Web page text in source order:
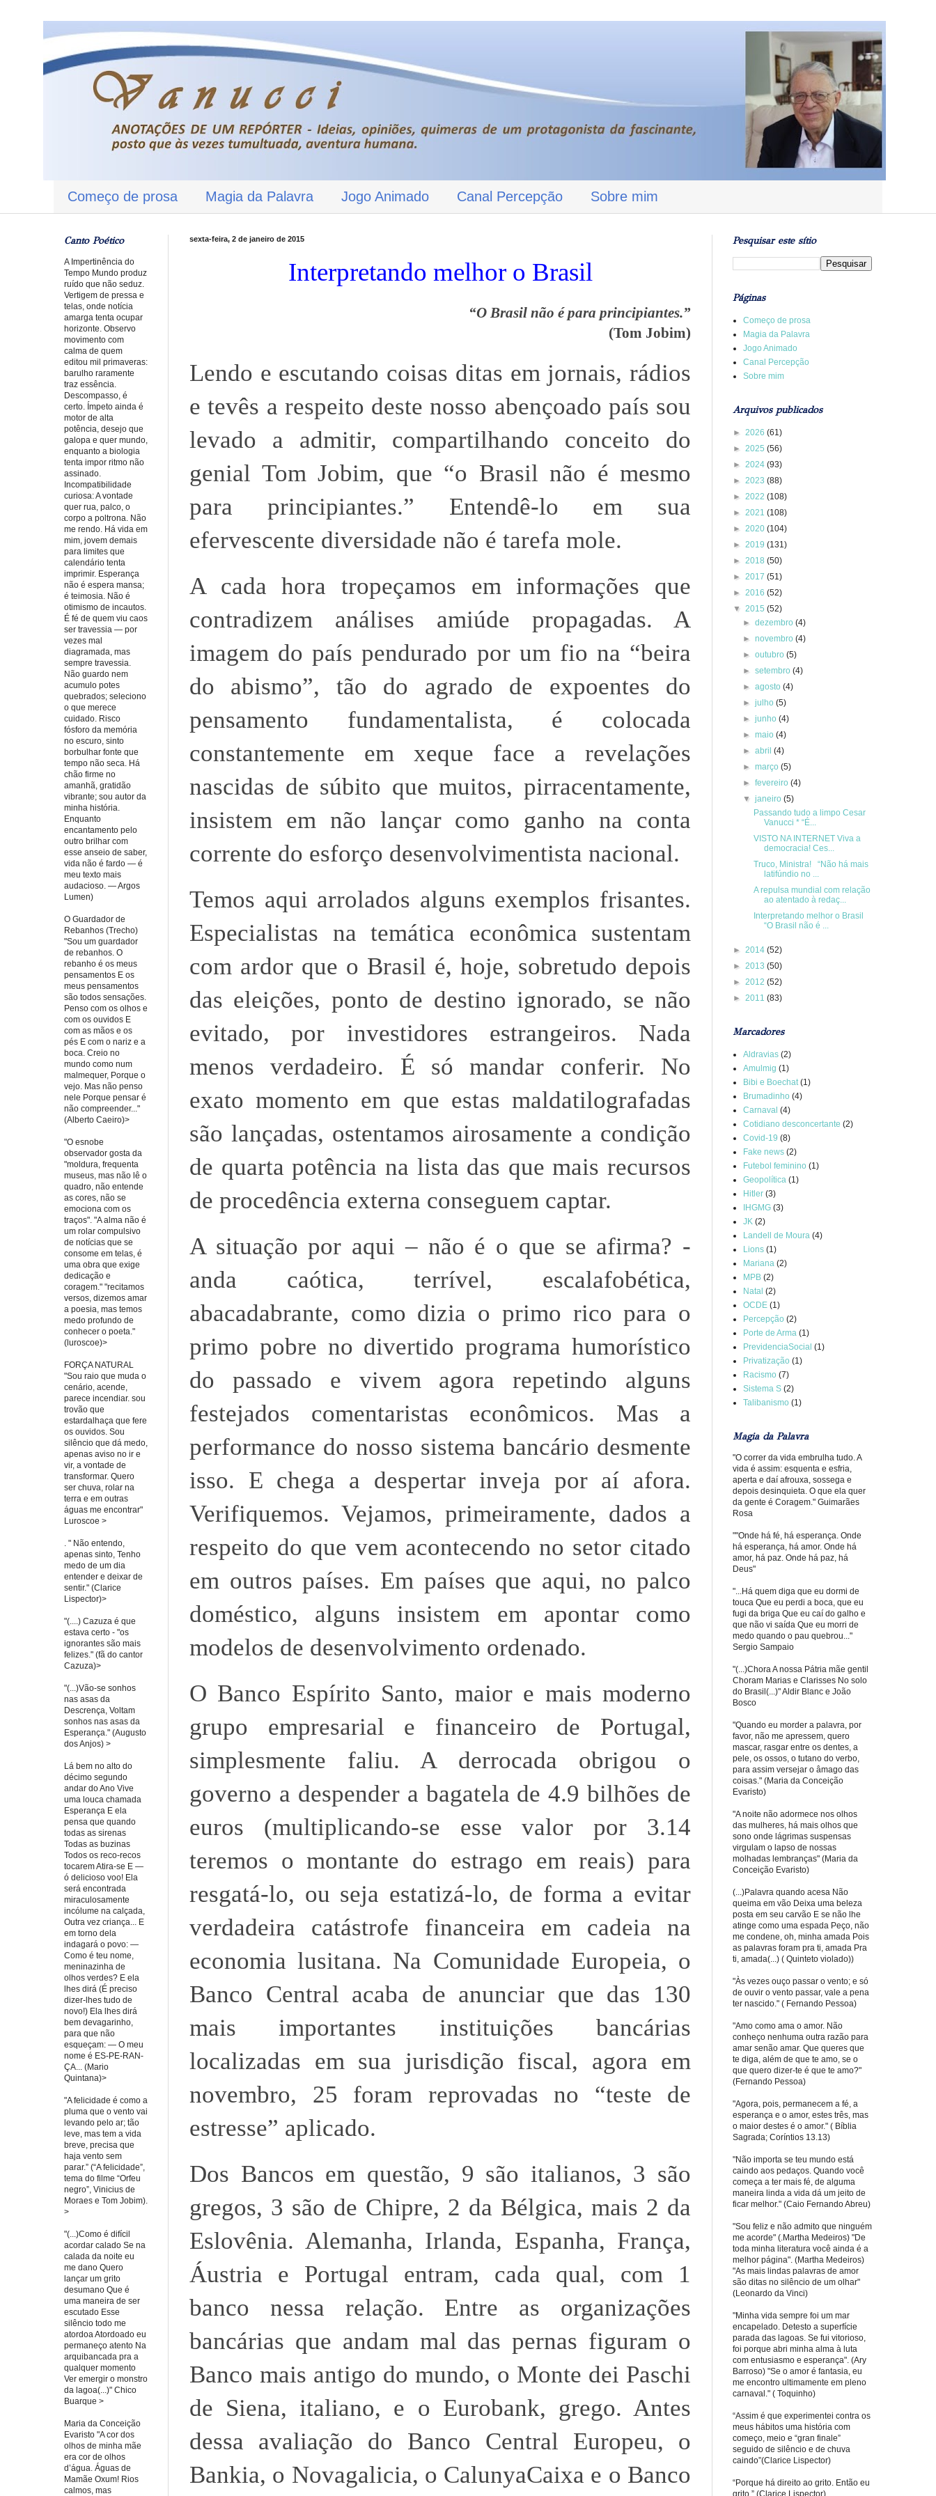
Começo de prosa Magia da Palavra Jogo Animado Canal Percepção Sobre mim
sexta-feira, 2 de janeiro de 2015
Interpretando melhor o Brasil
“O Brasil não é para principiantes.”
(Tom Jobim)
Lendo e escutando coisas ditas em jornais, rádios
e tevês a respeito deste nosso abençoado país sou
levado a admitir, compartilhando conceito do
genial Tom Jobim, que “o Brasil não é mesmo
para principiantes.” Entendê-lo em sua
efervescente diversidade não é tarefa mole.
A cada hora tropeçamos em informações que
contradizem análises amiúde propagadas. A
imagem do país pendurado por um fio na “beira
do abismo”, tão do agrado de expoentes do
pensamento fundamentalista, é colocada
constantemente em xeque face a revelações
nascidas de súbito que muitos, pirracentamente,
insistem em não lançar como ganho na conta
corrente do esforço desenvolvimentista nacional.
Temos aqui arrolados alguns exemplos frisantes.
Especialistas na temática econômica sustentam
com ardor que o Brasil é, hoje, sobretudo depois
das eleições, ponto de destino ignorado, se não
evitado, por investidores estrangeiros. Nada
menos verdadeiro. É só mandar conferir. No
exato momento em que estas maldatilografadas
são lançadas, ostentamos airosamente a condição
de quarta potência na lista das que mais recursos
de procedência externa conseguem captar.
A situação por aqui – não é o que se afirma? -
anda caótica, terrível, escalafobética,
abacadabrante, como dizia o primo rico para o
primo pobre no divertido programa humorístico
do passado e vivem agora repetindo alguns
festejados comentaristas econômicos. Mas a
performance do nosso sistema bancário desmente
isso. E chega a despertar inveja por aí afora.
Verifiquemos. Vejamos, primeiramente, dados a
respeito do que vem acontecendo no setor citado
em outros países. Em países que aqui, no palco
doméstico, alguns insistem em apontar como
modelos de desenvolvimento ordenado.
O Banco Espírito Santo, maior e mais moderno
grupo empresarial e financeiro de Portugal,
simplesmente faliu. A derrocada obrigou o
governo a despender a bagatela de 4.9 bilhões de
euros (multiplicando-se esse valor por 3.14
teremos o montante do estrago em reais) para
resgatá-lo, ou seja estatizá-lo, de forma a evitar
verdadeira catástrofe financeira em cadeia na
economia lusitana. Na Comunidade Europeia, o
Banco Central acaba de anunciar que das 130
mais importantes instituições bancárias
localizadas em sua jurisdição fiscal, agora em
novembro, 25 foram reprovadas no “teste de
estresse” aplicado.
Dos Bancos em questão, 9 são italianos, 3 são
gregos, 3 são de Chipre, 2 da Bélgica, mais 2 da
Eslovênia. Alemanha, Irlanda, Espanha, França,
Áustria e Portugal entram, cada qual, com 1
banco nessa relação. Entre as organizações
bancárias que andam mal das pernas figuram o
Banco mais antigo do mundo, o Monte dei Paschi
de Siena, italiano, e o Eurobank, grego. Antes
dessa avaliação do Banco Central Europeu, o
Bankia, o Novagalicia, o CalunyaCaixa e o Banco
Canto Poético
A Impertinência do
Tempo Mundo produz
ruído que não seduz.
Vertigem de pressa e
telas, onde notícia
amarga tenta ocupar
horizonte. Observo
movimento com
calma de quem
editou mil primaveras:
barulho raramente
traz essência.
Descompasso, é
certo. Ímpeto ainda é
motor de alta
potência, desejo que
galopa e quer mundo,
enquanto a biologia
tenta impor ritmo não
assinado.
Incompatibilidade
curiosa: A vontade
quer rua, palco, o
corpo a poltrona. Não
me rendo. Há vida em
mim, jovem demais
para limites que
calendário tenta
imprimir. Esperança
não é espera mansa;
é teimosia. Não é
otimismo de incautos.
É fé de quem viu caos
ser travessia — por
vezes mal
diagramada, mas
sempre travessia.
Não guardo nem
acumulo potes
quebrados; seleciono
o que merece
cuidado. Risco
fósforo da memória
no escuro, sinto
borbulhar fonte que
tempo não seca. Há
chão firme no
amanhã, gratidão
vibrante; sou autor da
minha história.
Enquanto
encantamento pelo
outro brilhar com
esse anseio de saber,
vida não é fardo — é
meu texto mais
audacioso. — Argos
Lumen)
O Guardador de
Rebanhos (Trecho)
"Sou um guardador
de rebanhos. O
rebanho é os meus
pensamentos E os
meus pensamentos
são todos sensações.
Penso com os olhos e
com os ouvidos E
com as mãos e os
pés E com o nariz e a
boca. Creio no
mundo como num
malmequer, Porque o
vejo. Mas não penso
nele Porque pensar é
não compreender..."
(Alberto Caeiro)>
"O esnobe
observador gosta da
"moldura, frequenta
museus, mas não lê o
quadro, não entende
as cores, não se
emociona com os
traços". "A alma não é
um rolar compulsivo
de notícias que se
consome em telas, é
uma obra que exige
dedicação e
coragem." "recitamos
versos, dizemos amar
a poesia, mas temos
medo profundo de
conhecer o poeta."
(luroscoe)>
FORÇA NATURAL
"Sou raio que muda o
cenário, acende,
parece incendiar. sou
trovão que
estardalhaça que fere
os ouvidos. Sou
silêncio que dá medo,
apenas aviso no ir e
vir, a vontade de
transformar. Quero
ser chuva, rolar na
terra e em outras
águas me encontrar"
Luroscoe >
. " Não entendo,
apenas sinto, Tenho
medo de um dia
entender e deixar de
sentir." (Clarice
Lispector)>
"(....) Cazuza é que
estava certo - "os
ignorantes são mais
felizes." (fã do cantor
Cazuza)>
"(...)Vão-se sonhos
nas asas da
Descrença, Voltam
sonhos nas asas da
Esperança." (Augusto
dos Anjos) >
Lá bem no alto do
décimo segundo
andar do Ano Vive
uma louca chamada
Esperança E ela
pensa que quando
todas as sirenas
Todas as buzinas
Todos os reco-recos
tocarem Atira-se E —
ó delicioso voo! Ela
será encontrada
miraculosamente
incólume na calçada,
Outra vez criança... E
em torno dela
indagará o povo: —
Como é teu nome,
meninazinha de
olhos verdes? E ela
lhes dirá (É preciso
dizer-lhes tudo de
novo!) Ela lhes dirá
bem devagarinho,
para que não
esqueçam: — O meu
nome é ES-PE-RAN-
ÇA... (Mario
Quintana)>
"A felicidade é como a
pluma que o vento vai
levando pelo ar; tão
leve, mas tem a vida
breve, precisa que
haja vento sem
parar.” (“A felicidade”,
tema do filme “Orfeu
negro”, Vinicius de
Moraes e Tom Jobim).
>
"(...)Como é difícil
acordar calado Se na
calada da noite eu
me dano Quero
lançar um grito
desumano Que é
uma maneira de ser
escutado Esse
silêncio todo me
atordoa Atordoado eu
permaneço atento Na
arquibancada pra a
qualquer momento
Ver emergir o monstro
da lagoa(...)" Chico
Buarque >
Maria da Conceição
Evaristo "A cor dos
olhos de minha mãe
era cor de olhos
d’água. Águas de
Mamãe Oxum! Rios
calmos, mas
Pesquisar este sítio
Páginas
Começo de prosa
Magia da Palavra
Jogo Animado
Canal Percepção
Sobre mim
Arquivos publicados
► 2026 (61)
► 2025 (56)
► 2024 (93)
► 2023 (88)
► 2022 (108)
► 2021 (108)
► 2020 (104)
► 2019 (131)
► 2018 (50)
► 2017 (51)
► 2016 (52)
▼ 2015 (52)
►dezembro(4)
►novembro(4)
►outubro(5)
►setembro(4)
►agosto(4)
►julho(5)
►junho(4)
►maio(4)
►abril(4)
►março(5)
►fevereiro(4)
▼janeiro(5)
Passando tudo a limpo Cesar
Vanucci * “É...
VISTO NA INTERNET Viva a
democracia! Ces...
Truco, Ministra! “Não há mais
latifúndio no ...
A repulsa mundial com relação
ao atentado à redaç...
Interpretando melhor o Brasil
“O Brasil não é ...
► 2014 (52)
► 2013 (50)
► 2012 (52)
► 2011 (83)
Marcadores
Aldravias (2)
Amulmig (1)
Bibi e Boechat (1)
Brumadinho (4)
Carnaval (4)
Cotidiano desconcertante (2)
Covid-19 (8)
Fake news (2)
Futebol feminino (1)
Geopolítica (1)
Hitler (3)
IHGMG (3)
JK (2)
Landell de Moura (4)
Lions (1)
Mariana (2)
MPB (2)
Natal (2)
OCDE (1)
Percepção (2)
Porte de Arma (1)
PrevidenciaSocial (1)
Privatização (1)
Racismo (7)
Sistema S (2)
Talibanismo (1)
Magia da Palavra
"O correr da vida embrulha tudo. A
vida é assim: esquenta e esfria,
aperta e daí afrouxa, sossega e
depois desinquieta. O que ela quer
da gente é Coragem." Guimarães
Rosa
""Onde há fé, há esperança. Onde
há esperança, há amor. Onde há
amor, há paz. Onde há paz, há
Deus"
"...Há quem diga que eu dormi de
touca Que eu perdi a boca, que eu
fugi da briga Que eu caí do galho e
que não vi saída Que eu morri de
medo quando o pau quebrou..."
Sergio Sampaio
"(...)Chora A nossa Pátria mãe gentil
Choram Marias e Clarisses No solo
do Brasil(...)" Aldir Blanc e João
Bosco
"Quando eu morder a palavra, por
favor, não me apressem, quero
mascar, rasgar entre os dentes, a
pele, os ossos, o tutano do verbo,
para assim versejar o âmago das
coisas." (Maria da Conceição
Evaristo)
"A noite não adormece nos olhos
das mulheres, há mais olhos que
sono onde lágrimas suspensas
virgulam o lapso de nossas
molhadas lembranças" (Maria da
Conceição Evaristo)
(...)Palavra quando acesa Não
queima em vão Deixa uma beleza
posta em seu carvão E se não lhe
atinge como uma espada Peço, não
me condene, oh, minha amada Pois
as palavras foram pra ti, amada Pra
ti, amada(...) ( Quinteto violado))
"Às vezes ouço passar o vento; e só
de ouvir o vento passar, vale a pena
ter nascido." ( Fernando Pessoa)
"Amo como ama o amor. Não
conheço nenhuma outra razão para
amar senão amar. Que queres que
te diga, além de que te amo, se o
que quero dizer-te é que te amo?"
(Fernando Pessoa)
"Agora, pois, permanecem a fé, a
esperança e o amor, estes três, mas
o maior destes é o amor." ( Bíblia
Sagrada; Coríntios 13.13)
"Não importa se teu mundo está
caindo aos pedaços. Quando você
começa a ter mais fé, de alguma
maneira linda a vida dá um jeito de
ficar melhor." (Caio Fernando Abreu)
"Sou feliz e não admito que ninguém
me acorde" (.Martha Medeiros) "De
toda minha literatura você ainda é a
melhor página". (Martha Medeiros)
"As mais lindas palavras de amor
são ditas no silêncio de um olhar"
(Leonardo da Vinci)
"Minha vida sempre foi um mar
encapelado. Detesto a superfície
parada das lagoas. Se fui vitorioso,
foi porque abri minha alma à luta
com entusiasmo e esperança". (Ary
Barroso) "Se o amor é fantasia, eu
me encontro ultimamente em pleno
carnaval." ( Toquinho)
“Assim é que experimentei contra os
meus hábitos uma história com
começo, meio e “gran finale”
seguido de silêncio e de chuva
caindo”(Clarice Lispector)
“Porque há direito ao grito. Então eu
grito.” (Clarice Lispector)